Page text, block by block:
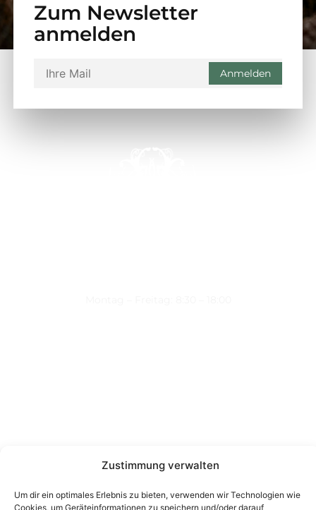
Zustimmung verwalten
Um dir ein optimales Erlebnis zu bieten, verwenden wir Technologien wie
Cookies, um Geräteinformationen zu speichern und/oder darauf
Zum Newsletter
anmelden
Wienerstraße 9, 8020 Graz Steiermark, Österreich